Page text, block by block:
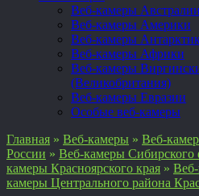
Веб-камеры
Веб-камеры Америки
Веб-камеры
Веб-камеры Африки
Веб-камеры
(Великобритания)
Веб-камеры Евразии
Особые веб-камеры
Главная » Веб-камеры » Веб-
России » Веб-камеры Сибирского
камеры Красноярского края »
камеры Центрального района